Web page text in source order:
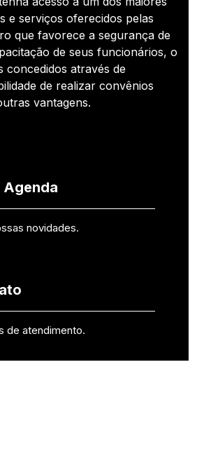
e serviços oferecidos pelas
que favorece a segurança de
de seus funcionários, o
concedidos através de
de realizar convênios
vantagens.
novidades.
de atendimento.